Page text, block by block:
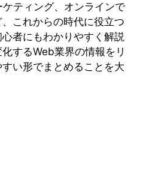
ティング、オンラインで
これからの時代に役立つ
者にもわかりやすく解説
するWeb業界の情報をリ
い形でまとめることを大